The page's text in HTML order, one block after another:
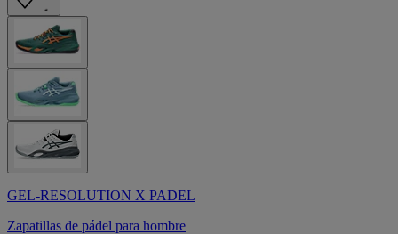
GEL-RESOLUTION X PADEL
Zapatillas de pádel para hombre